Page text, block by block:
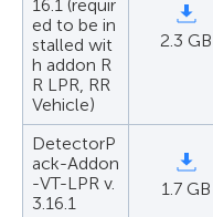
16.1 (requir
ed to be in
stalled wit
h addon R
R LPR, RR
Vehicle)
2.3 GB
DetectorP
ack-Addon
-VT-LPR v.
3.16.1
1.7 GB